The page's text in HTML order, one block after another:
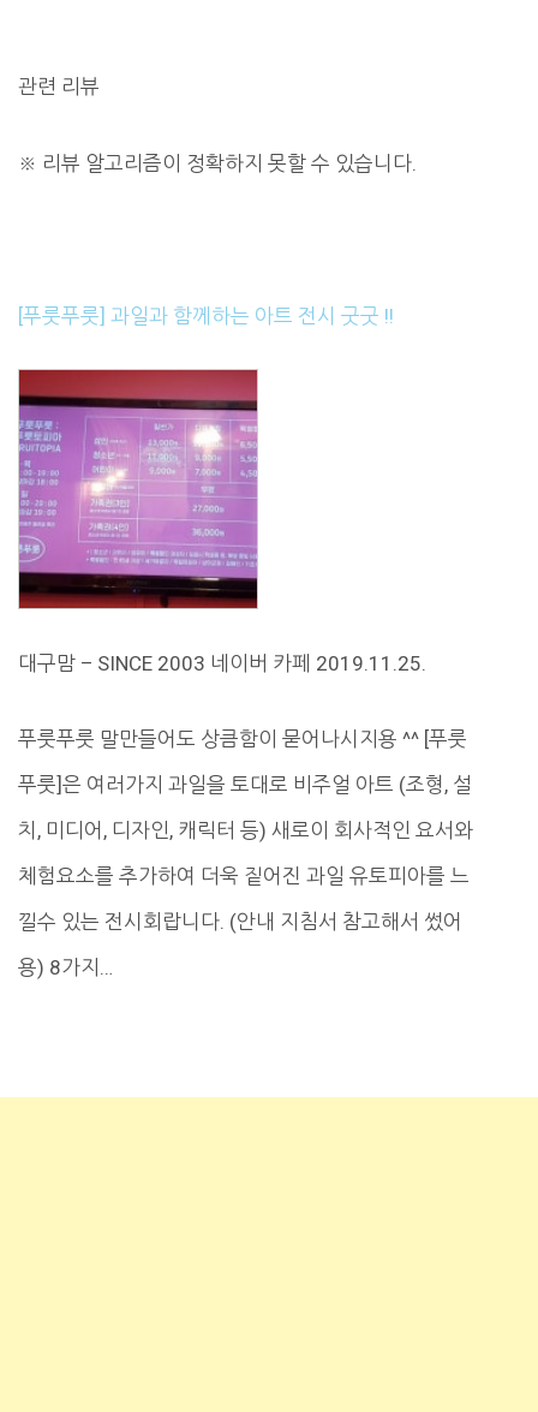
관련 리뷰
※ 리뷰 알고리즘이 정확하지 못할 수 있습니다.
[푸룻푸룻] 과일과 함께하는 아트 전시 굿굿 !!
대구맘 – SINCE 2003 네이버 카페 2019.11.25.
푸룻푸룻 말만들어도 상큼함이 묻어나시지용 ^^ [푸룻
푸룻]은 여러가지 과일을 토대로 비주얼 아트 (조형, 설
치, 미디어, 디자인, 캐릭터 등) 새로이 회사적인 요서와
체험요소를 추가하여 더욱 짙어진 과일 유토피아를 느
낄수 있는 전시회랍니다. (안내 지침서 참고해서 썼어
용) 8가지…